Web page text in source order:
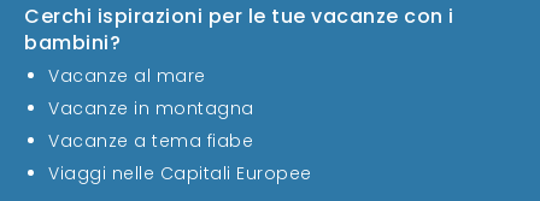
Cerchi ispirazioni per le tue vacanze con i
bambini?
Vacanze al mare
Vacanze in montagna
Vacanze a tema fiabe
Viaggi nelle Capitali Europee